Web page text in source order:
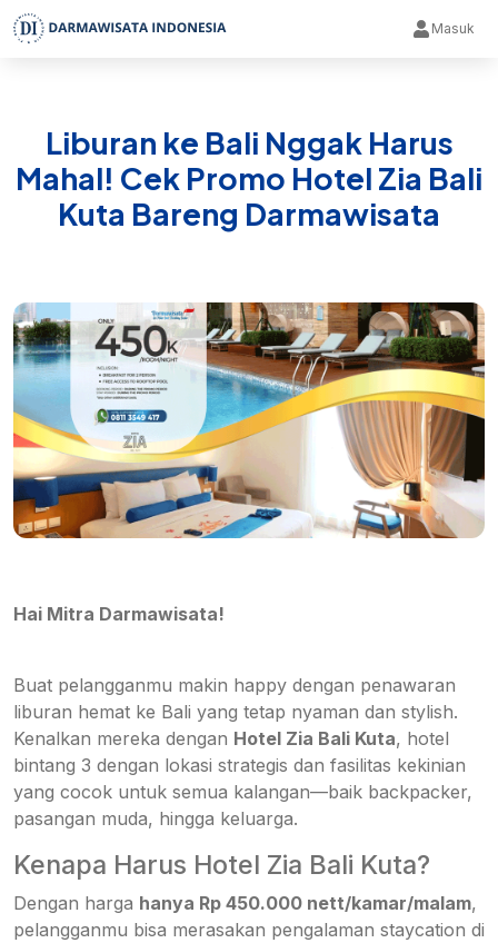
Masuk
Liburan ke Bali Nggak Harus
Mahal! Cek Promo Hotel Zia Bali
Kuta Bareng Darmawisata
Hai Mitra Darmawisata!
Buat pelangganmu makin happy dengan penawaran
liburan hemat ke Bali yang tetap nyaman dan stylish.
Kenalkan mereka dengan Hotel Zia Bali Kuta, hotel
bintang 3 dengan lokasi strategis dan fasilitas kekinian
yang cocok untuk semua kalangan—baik backpacker,
pasangan muda, hingga keluarga.
Kenapa Harus Hotel Zia Bali Kuta?
Dengan harga hanya Rp 450.000 nett/kamar/malam,
pelangganmu bisa merasakan pengalaman staycation di